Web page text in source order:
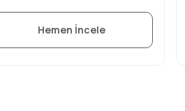
Hemen İncele